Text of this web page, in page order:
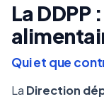
La
Qui et que
La Direction